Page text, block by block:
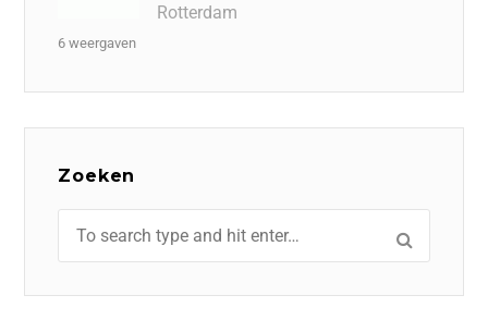
Rotterdam
6 weergaven
Zoeken